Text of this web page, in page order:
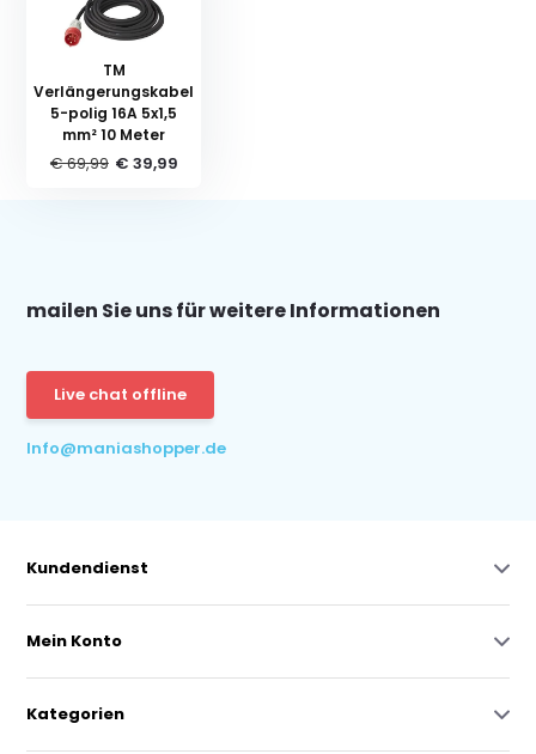
TM
Verlängerungskabel
5-polig 16A 5x1,5
mm² 10 Meter
€ 69,99 € 39,99
mailen Sie uns für weitere Informationen
Live chat offline
Info@maniashopper.de
Kundendienst
Mein Konto
Kategorien